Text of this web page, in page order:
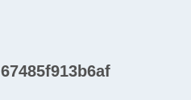
67485f913b6af